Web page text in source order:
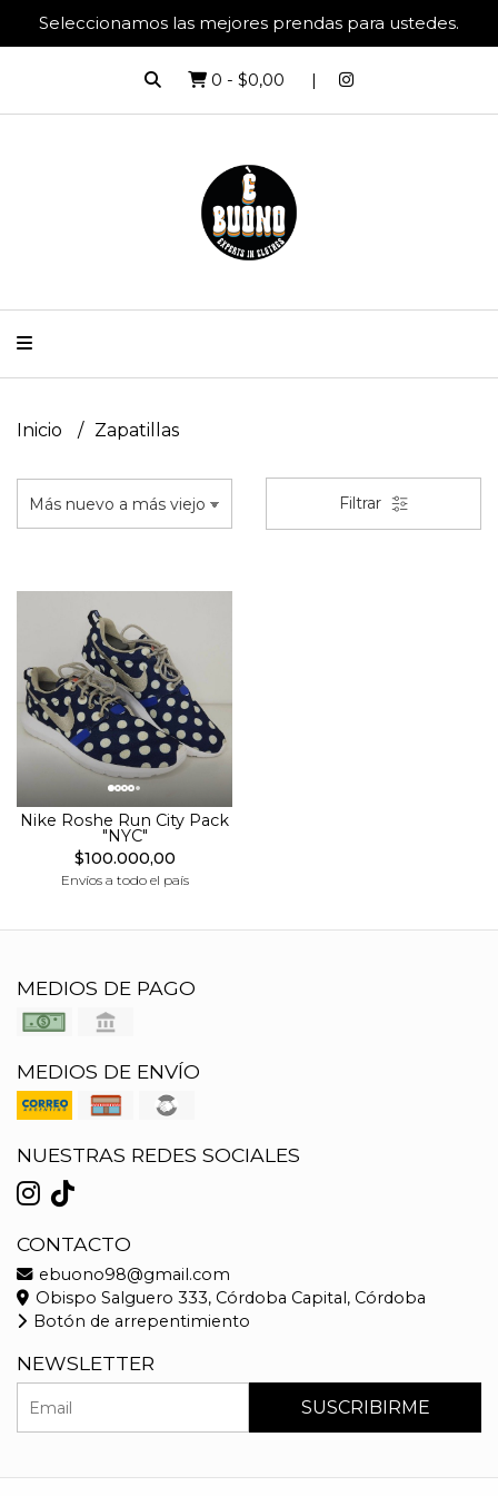
Seleccionamos las mejores prendas para ustedes.
0 - $0,00
Inicio Zapatillas
Filtrar
Nike Roshe Run City Pack
"NYC"
$100.000,00
Envíos a todo el país
MEDIOS DE PAGO
MEDIOS DE ENVÍO
NUESTRAS REDES SOCIALES
CONTACTO
ebuono98@gmail.com
Obispo Salguero 333, Córdoba Capital, Córdoba
Botón de arrepentimiento
NEWSLETTER
SUSCRIBIRME